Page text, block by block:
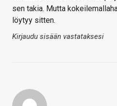
sen takia. Mutta
löytyy sitten.
Kirjaudu sisään vastataksesi